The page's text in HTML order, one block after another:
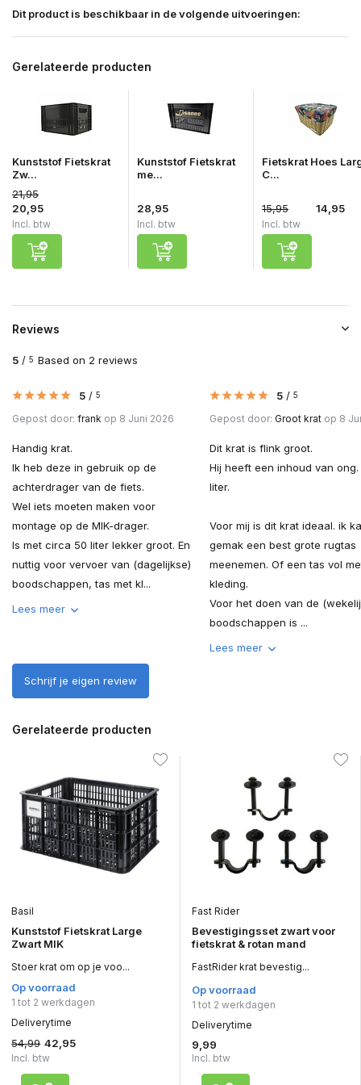
Dit product is beschikbaar in de volgende uitvoeringen:
Gerelateerde producten
Kunststof Fietskrat
Zw...
21,95
20,95
Incl. btw
Kunststof Fietskrat
me...
28,95
Incl. btw
Fietskrat Hoes
C...
15,95 14,95
Incl. btw
Reviews
5 / 5 Based on 2 reviews
5 / 5
Gepost door: frank op 8 Juni 2026
Handig krat.
Ik heb deze in gebruik op de
achterdrager van de fiets.
Wel iets moeten maken voor
montage op de MIK-drager.
Is met circa 50 liter lekker groot. En
nuttig voor vervoer van (dagelijkse)
boodschappen, tas met kl...
Lees meer
5 / 5
Gepost door: Groot krat op 8
Dit krat is flink groot.
Hij heeft een inhoud van ong.
liter.
Voor mij is dit krat ideaal. ik
gemak een best grote rugtas
meenemen. Of een tas vol
kleding.
Voor het doen van de
boodschappen is ...
Lees meer
Schrijf je eigen review
Gerelateerde producten
Basil
Kunststof Fietskrat Large
Zwart MIK
Stoer krat om op je voo...
Op voorraad
1 tot 2 werkdagen
Deliverytime
54,99 42,95
Incl. btw
Fast Rider
Bevestigingsset zwart voor
fietskrat & rotan mand
FastRider krat bevestig...
Op voorraad
1 tot 2 werkdagen
Deliverytime
9,99
Incl. btw